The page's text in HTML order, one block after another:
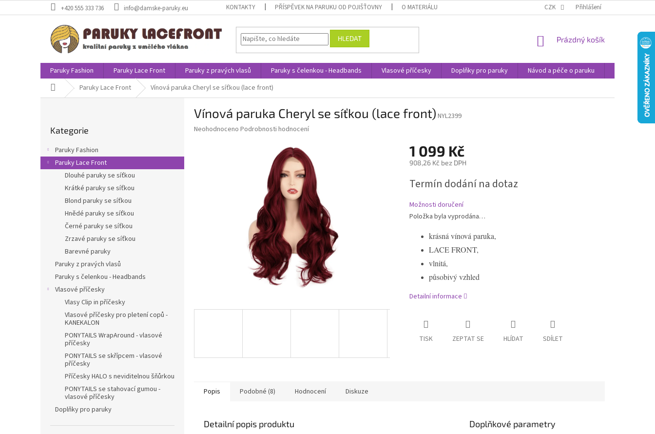
na
+420 555 333 736 info@damske-paruky.eu KONTAKTY PŘÍSPĚVEK NA PARUKU OD POJIŠŤOVNY O MATERIÁLU OBCHODNÍ PODMÍNKY PODMÍNKY
CZK Přihlášení
HLEDAT
NÁKUPNÍ
Prázdný košík
Paruky Fashion Paruky Lace Front Paruky z pravých vlasů Paruky s čelenkou - Headbands Vlasové příčesky Doplňky pro paruky Návod a péče o paruku
Příspěvek
Domů Paruky Lace Front Vínová paruka Cheryl se síťkou (lace front)
a
n
kategorie
Kategorie
Paruky Fashion
Paruky Lace Front
Dlouhé paruky se síťkou
Krátké paruky se síťkou
Blond paruky se síťkou
Hnědé paruky se síťkou
Černé paruky se síťkou
Zrzavé paruky se síťkou
Barevné paruky
Paruky z pravých vlasů
Paruky s čelenkou - Headbands
Vlasové příčesky
Vlasy Clip in příčesky
Vlasové příčesky pro pletení copů -
KANEKALON
PONYTAILS WrapAround - vlasové
příčesky
PONYTAILS se skřípcem - vlasové
příčesky
Příčesky HALO s neviditelnou šňůrkou
PONYTAILS se stahovací gumou -
vlasové příčesky
Doplňky pro paruky
Vínová paruka Cheryl se síťkou (lace front) NYL2399
Průměrné
Neohodnoceno Podrobnosti hodnocení
1 099 Kč
908,26 Kč bez DPH
cena:
Termín dodání na dotaz
Možnosti doručení
Položka byla vyprodána…
krásná vínová paruka,
LACE FRONT,
vlnitá,
působivý vzhled
Detailní informace
TISK ZEPTAT SE HLÍDAT SDÍLET
Popis Podobné (8) Hodnocení Diskuze
Detailní popis produktu Doplňkové parametry